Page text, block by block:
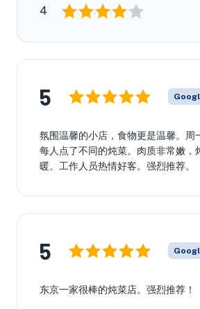
4
5
氛围温馨的小店，食物更是温馨。周
每人点了不同的炖菜。肉质非常嫩，
暖。工作人员热情好客。强烈推荐。
5
东京一家很棒的炖菜店。强烈推荐！